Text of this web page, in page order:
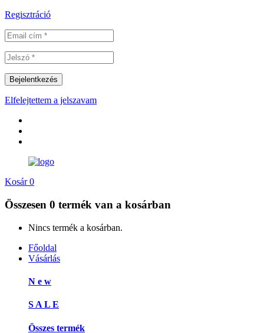
Regisztráció
Elfelejtettem a jelszavam
Kosár 0
Összesen 0 termék van a kosárban
Nincs termék a kosárban.
Főoldal
Vásárlás
N e w
S A L E
Összes termék